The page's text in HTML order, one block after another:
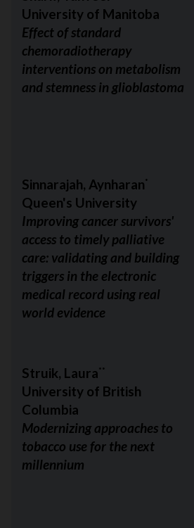
University of Manitoba
Effect of standard
chemoradiotherapy
interventions on metabolism
and stemness in glioblastoma
Sinnarajah, Aynharan*
Queen's University
Improving cancer survivors'
access to timely palliative
care: validating and building
triggers in the electronic
medical record using real
world evidence
Struik, Laura**
University of British
Columbia
Modernizing approaches to
tobacco use for the next
millennium